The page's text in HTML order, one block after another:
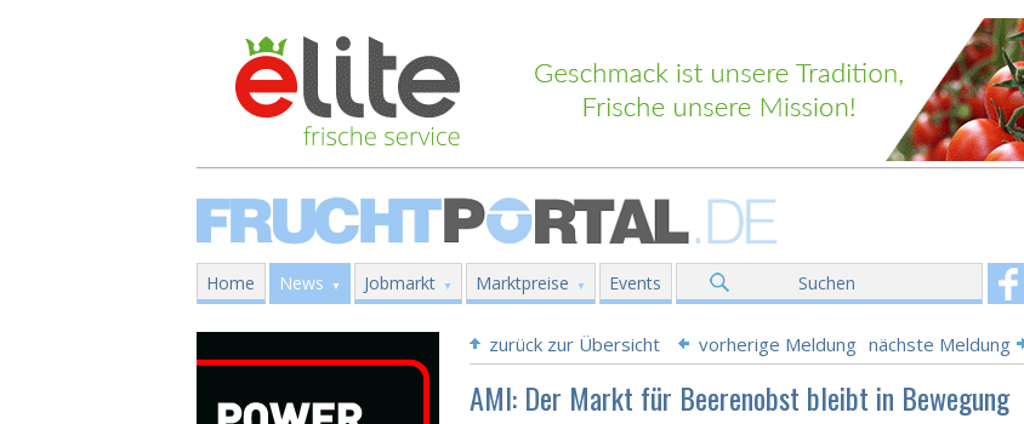
Home News Jobmarkt Marktpreise Events Suchen
zurück zur Übersicht vorherige Meldung nächste Meldung
AMI: Der Markt für Beerenobst bleibt in Bewegung